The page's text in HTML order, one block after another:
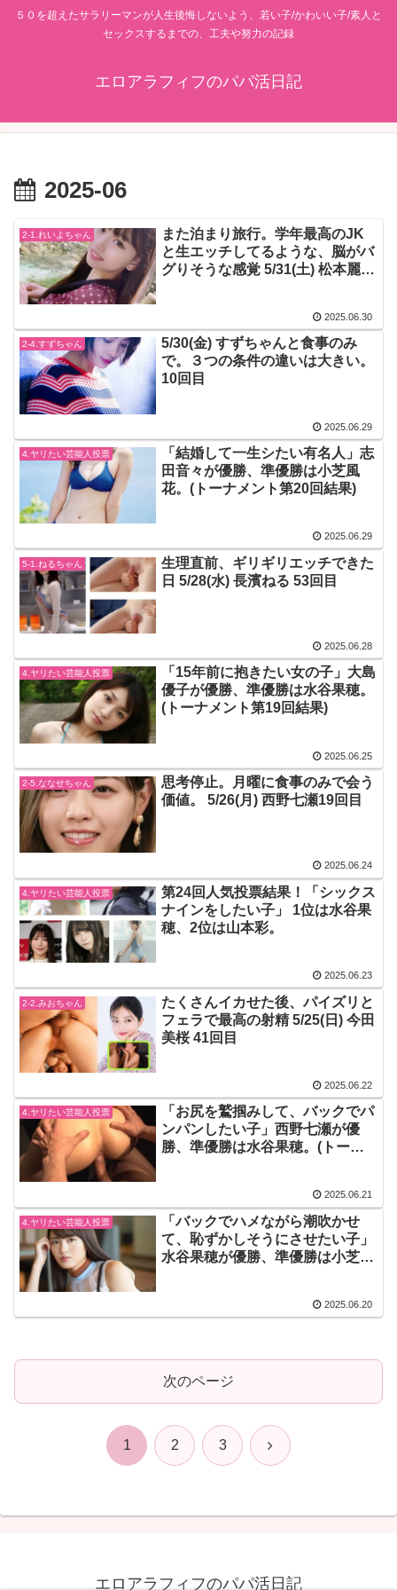
５０を超えたサラリーマンが人生後悔しないよう、若い子/かわいい子/素人と
セックスするまでの、工夫や努力の記録
エロアラフィフのパパ活日記
2025-06
2-1.れいよちゃん
また泊まり旅行。学年最高のJK
と生エッチしてるような、脳がバ
グりそうな感覚 5/31(土) 松本麗世
2025.06.30
2-4.すずちゃん
5/30(金) すずちゃんと食事のみ
で。３つの条件の違いは大きい。
10回目
2025.06.29
4.ヤリたい芸能人投票
「結婚して一生シたい有名人」志
田音々が優勝、準優勝は小芝風
花。(トーナメント第20回結果)
2025.06.29
5-1.ねるちゃん
生理直前、ギリギリエッチできた
日 5/28(水) 長濱ねる 53回目
2025.06.28
4.ヤリたい芸能人投票
「15年前に抱きたい女の子」大島
優子が優勝、準優勝は水谷果穂。
(トーナメント第19回結果)
2025.06.25
2-5.ななせちゃん
思考停止。月曜に食事のみで会う
価値。 5/26(月) 西野七瀬19回目
2025.06.24
4.ヤリたい芸能人投票
第24回人気投票結果！「シックス
ナインをしたい子」 1位は水谷果
穂、2位は山本彩。
2025.06.23
2-2.みおちゃん
たくさんイカせた後、パイズリと
フェラで最高の射精 5/25(日) 今田
美桜 41回目
2025.06.22
4.ヤリたい芸能人投票
「お尻を鷲掴みして、バックでパ
ンパンしたい子」西野七瀬が優
勝、準優勝は水谷果穂。(トーナ
2025.06.21
4.ヤリたい芸能人投票
「バックでハメながら潮吹かせ
て、恥ずかしそうにさせたい子」
水谷果穂が優勝、準優勝は小芝風
2025.06.20
次のページ
1 2 3 次
エロアラフィフのパパ活日記